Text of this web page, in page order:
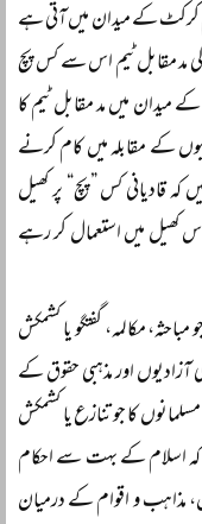
کرکٹ کے میدان میں آتی ہے
کی مد مقابل ٹیم اس سے کس پچ
میدان میں مد مقابل ٹیم کا
کے مقابلہ میں کام کرنے
قادیانی کس ”پچ“ پر کھیل
کھیل میں استعمال کر رہے
مکالمہ، گفتگو یا کشمکش
اور مذہبی حقوق کے
کا جو تنازع یا کشمکش
اسلام کے بہت سے احکام
مذاہب و اقوام کے درمیان